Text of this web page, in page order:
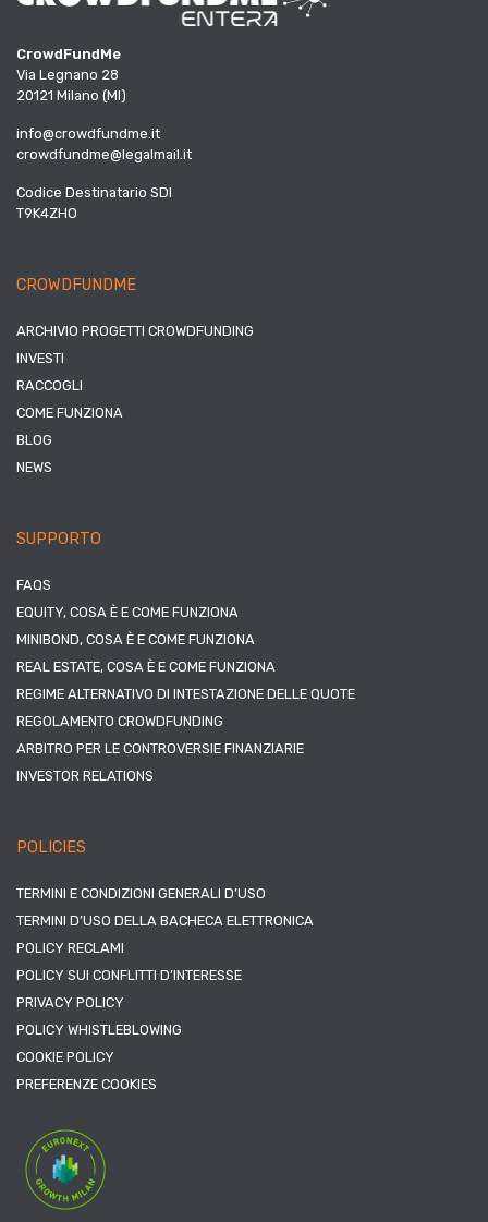
CrowdFundMe
Via Legnano 28
20121 Milano (MI)
info@crowdfundme.it
crowdfundme@legalmail.it
Codice Destinatario SDI
T9K4ZHO
CROWDFUNDME
ARCHIVIO PROGETTI CROWDFUNDING
INVESTI
RACCOGLI
COME FUNZIONA
BLOG
NEWS
SUPPORTO
FAQS
EQUITY, COSA È E COME FUNZIONA
MINIBOND, COSA È E COME FUNZIONA
REAL ESTATE, COSA È E COME FUNZIONA
REGIME ALTERNATIVO DI INTESTAZIONE DELLE QUOTE
REGOLAMENTO CROWDFUNDING
ARBITRO PER LE CONTROVERSIE FINANZIARIE
INVESTOR RELATIONS
POLICIES
TERMINI E CONDIZIONI GENERALI D’USO
TERMINI D’USO DELLA BACHECA ELETTRONICA
POLICY RECLAMI
POLICY SUI CONFLITTI D’INTERESSE
PRIVACY POLICY
POLICY WHISTLEBLOWING
COOKIE POLICY
PREFERENZE COOKIES